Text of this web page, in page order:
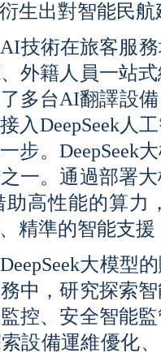
生出對智能民
技術在旅客服
外籍人員一站
多台AI翻譯設
入DeepSeek人
步。DeepSeek
一。通過部署
高性能的算力
精準的智能支
大模型
中，研究探索
控、安全智能
設備運維優化